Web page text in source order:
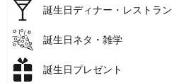
誕生日ディナー・レストラン
誕生日ネタ・雑学
誕生日プレゼント